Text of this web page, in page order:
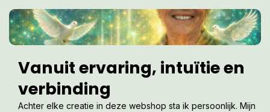
Vanuit ervaring, intuïtie en
verbinding
Achter elke creatie in deze webshop sta ik persoonlijk. Mijn